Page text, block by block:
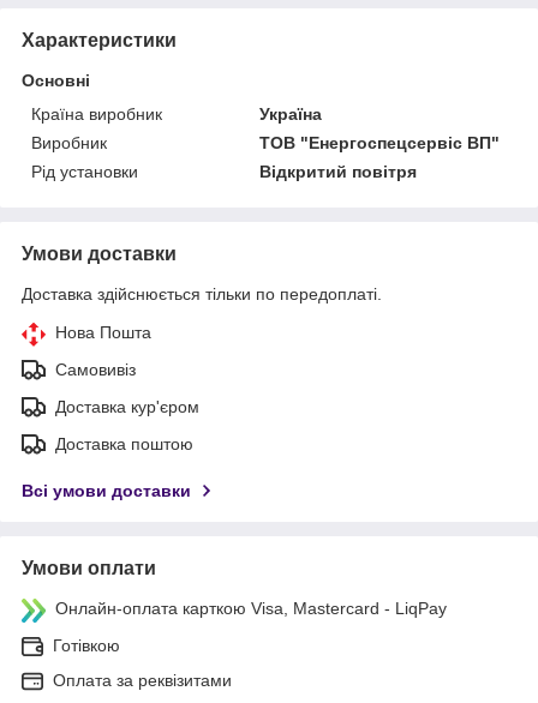
Характеристики
Основні
Країна виробник
Україна
Виробник
ТОВ "Енергоспецсервіс ВП"
Рід установки
Відкритий повітря
Умови доставки
Доставка здійснюється тільки по передоплаті.
Нова Пошта
Самовивіз
Доставка кур'єром
Доставка поштою
Всі умови доставки
Умови оплати
Онлайн-оплата карткою Visa, Mastercard - LiqPay
Готівкою
Оплата за реквізитами